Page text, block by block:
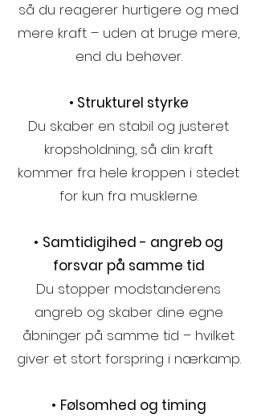
så du reagerer hurtigere og med
mere kraft – uden at bruge mere,
end du behøver.
• Strukturel styrke
Du skaber en stabil og justeret
kropsholdning, så din kraft
kommer fra hele kroppen i stedet
for kun fra musklerne.
• Samtidigihed - angreb og
forsvar på samme tid
Du stopper modstanderens
angreb og skaber dine egne
åbninger på samme tid – hvilket
giver et stort forspring i nærkamp.
• Følsomhed og timing